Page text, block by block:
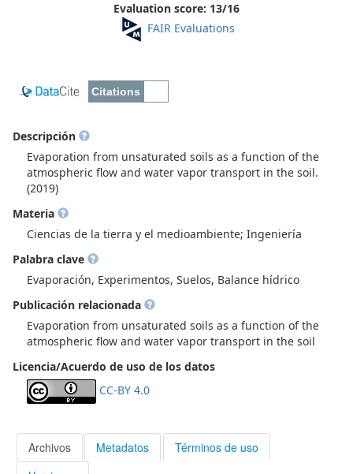
Evaluation score: 13/16
FAIR Evaluations
Descripción
Evaporation from unsaturated soils as a function of the
atmospheric flow and water vapor transport in the soil.
(2019)
Materia
Ciencias de la tierra y el medioambiente; Ingeniería
Palabra clave
Evaporación, Experimentos, Suelos, Balance hídrico
Publicación relacionada
Evaporation from unsaturated soils as a function of the
atmospheric flow and water vapor transport in the soil
Licencia/Acuerdo de uso de los datos
CC-BY 4.0
Archivos Metadatos
Términos de uso